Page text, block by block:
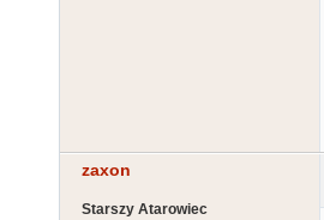
zaxon
Starszy Atarowiec